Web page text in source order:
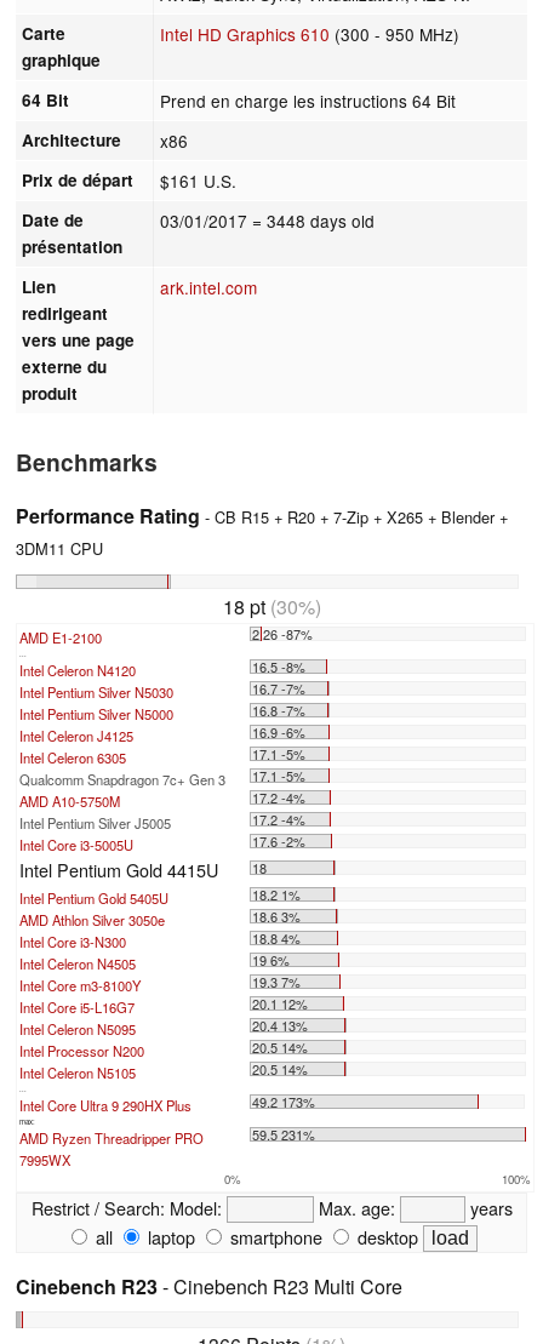
Carte
graphique
Intel HD Graphics 610 (300 - 950 MHz)
64 Bit Prend en charge les instructions 64 Bit
Architecture x86
Prix de départ $161 U.S.
Date de
présentation
03/01/2017 = 3448 days old
Lien
redirigeant
vers une page
externe du
produit
ark.intel.com
Benchmarks
Performance Rating - CB R15 + R20 + 7-Zip + X265 + Blender +
3DM11 CPU
18 pt(30%)
AMD E1-2100 2.26 -87%
Intel Celeron N4120
16.5 -8%
Intel Pentium Silver N5030
16.7 -7%
Intel Pentium Silver N5000
16.8 -7%
Intel Celeron J4125
16.9 -6%
Intel Celeron 6305
17.1 -5%
Qualcomm Snapdragon 7c+ Gen 3
17.1 -5%
AMD A10-5750M
17.2 -4%
Intel Pentium Silver J5005
17.2 -4%
Intel Core i3-5005U
17.6 -2%
Intel Pentium Gold 4415U
18
Intel Pentium Gold 5405U
18.2 1%
AMD Athlon Silver 3050e
18.6 3%
Intel Core i3-N300
18.8 4%
Intel Celeron N4505
19 6%
Intel Core m3-8100Y
19.3 7%
Intel Core i5-L16G7
20.1 12%
Intel Celeron N5095
20.4 13%
Intel Processor N200
20.5 14%
Intel Celeron N5105
20.5 14%
Intel Core Ultra 9 290HX Plus 49.2 173%
max:
AMD Ryzen Threadripper PRO
7995WX
59.5 231%
0% 100%
Restrict / Search: Model: Max. age:
years
all
laptop smartphone desktop
Cinebench R23- Cinebench R23 Multi Core